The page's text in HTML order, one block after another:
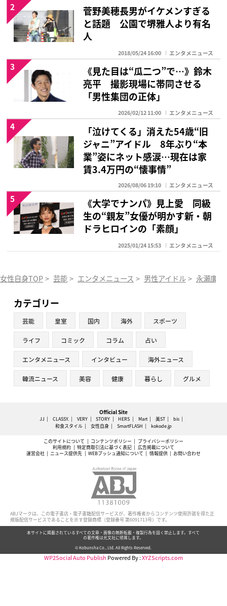
菅野美穂長男がイケメンすぎる
と話題 公園で堺雅人より有名
人
2018/05/24 16:00 エンタメニュース
2
《見た目は“瓜二つ”で…》鈴木
亮平 撮影現場に帯同させる
「男性集団の正体」
2026/02/12 11:00 エンタメニュース
3
「泣けてくる」消えた54歳“旧
ジャニ”アイドル 8年ぶり“本
業”姿にネット感涙…現在は家
賃3.4万円の“懐事情”
2026/08/06 19:10 エンタメニュース
4
《大学でナンパ》見上愛 同級
生の“親友”女優が明かす新・朝
ドラヒロインの「素顔」
2025/01/24 15:53 エンタメニュース
5
女性自身TOP > 芸能 > エンタメニュース > 男性アイドル > 永瀬廉
カテゴリー
芸能 皇室 国内 海外 スポーツ
ライフ コミック コラム 占い
エンタメニュース インタビュー 海外ニュース
韓流ニュース 美容 健康 暮らし グルメ
Official Site
JJ CLASSY. VERY STORY HERS Mart 美ST
bis
和食スタイル
女性自身 SmartFLASH kokode.jp
このサイトについて コンテンツポリシー
プライバシーポリシー
利用規約
特定商取引法に基づく表記
広告掲載について
運営会社
ニュース提供先 WEBプッシュ通知について 情報提供 お問い合わせ
ABJマークは、この電子書店・電子書籍配信サービスが、著作権者からコンテンツ使用許諾を得た正
規版配信サービスであることを示す登録商標（登録番号 第6091713号）です。
本サイトに掲載されているすべての文章・画像の無断転載・複製行為を固く禁止します。すべて
の著作権は光文社に帰属します。
© Kobunsha Co., Ltd. All Rights Reserved.
WP2Social Auto Publish Powered By :XYZScripts.com